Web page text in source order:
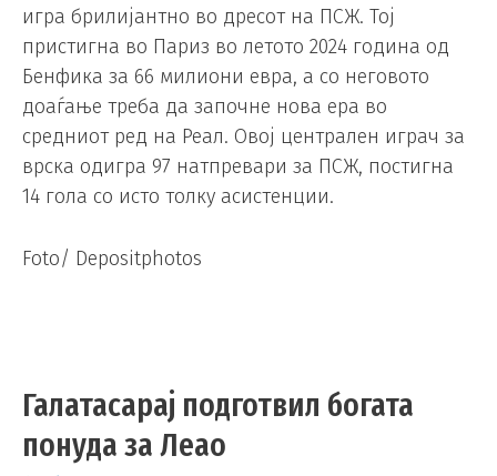
игра брилијантно во дресот на ПСЖ. Тој
пристигна во Париз во летото 2024 година од
Бенфика за 66 милиони евра, а со неговото
доаѓање треба да започне нова ера во
средниот ред на Реал. Овој централен играч за
врска одигра 97 натпревари за ПСЖ, постигна
14 гола со исто толку асистенции.
Foto/ Depositphotos
Галатасарај подготвил богата
понуда за Леао